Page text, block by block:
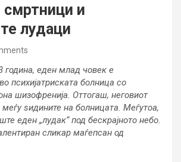
и
лудаци
година, еден млад човек е
психијатриската болница со
шизофренија. Оттогаш, неговиот
ѕидините на болницата. Меѓутоа,
еден „лудак“ под бескрајното небо.
сликар маѓепсан од